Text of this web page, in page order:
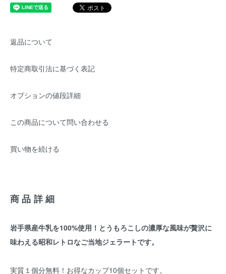
返品について
特定商取引法に基づく表記
オプションの値段詳細
この商品について問い合わせる
買い物を続ける
商品詳細
岩手県産牛乳を100%使用！とうもろこしの濃厚な風味が贅沢に
味わえる昭和レトロなご当地ジェラートです。
実質１個分無料！お得なカップ10個セットです。